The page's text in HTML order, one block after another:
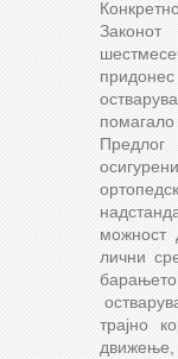
можност
лични
трајно